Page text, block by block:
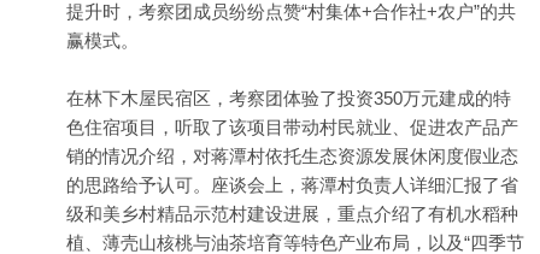
提升时，考察团成员纷纷点赞“村集体+合作社+农户”的共
赢模式。
在林下木屋民宿区，考察团体验了投资350万元建成的特
色住宿项目，听取了该项目带动村民就业、促进农产品产
销的情况介绍，对蒋潭村依托生态资源发展休闲度假业态
的思路给予认可。座谈会上，蒋潭村负责人详细汇报了省
级和美乡村精品示范村建设进展，重点介绍了有机水稻种
植、薄壳山核桃与油茶培育等特色产业布局，以及“四季节